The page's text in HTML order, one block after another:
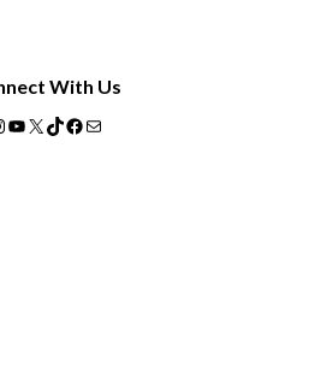
With Us
YouTube
X TikTok
Facebook
Mail